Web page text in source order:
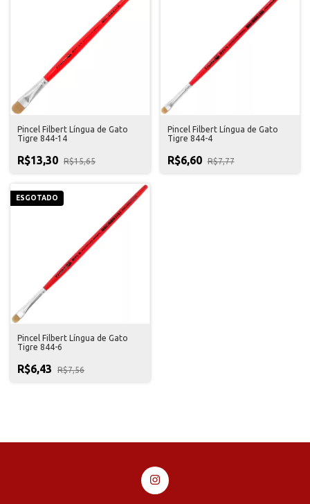
Pincel Filbert Língua de Gato
Tigre 844-14
R$13,30 R$15,65
Pincel Filbert Língua de Gato
Tigre 844-4
R$6,60 R$7,77
ESGOTADO
Pincel Filbert Língua de Gato
Tigre 844-6
R$6,43 R$7,56